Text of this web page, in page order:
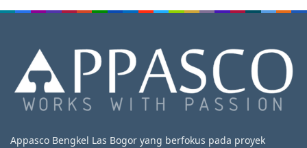
Appasco Bengkel Las Bogor yang berfokus pada proyek